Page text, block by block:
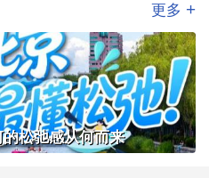
更多 +
松弛感从何而来